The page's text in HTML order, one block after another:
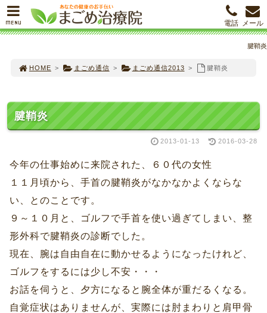
腱鞘炎
HOME > まごめ通信 > まごめ通信2013 > 腱鞘炎
腱鞘炎
2013-01-13 2016-03-28
今年の仕事始めに来院された、６０代の女性
１１月頃から、手首の腱鞘炎がなかなかよくならな
い、とのことです。
９～１０月と、ゴルフで手首を使い過ぎてしまい、整
形外科で腱鞘炎の診断でした。
現在、腕は自由自在に動かせるようになったけれど、
ゴルフをするには少し不安・・・
お話を伺うと、夕方になると腕全体が重だるくなる。
自覚症状はありませんが、実際には肘まわりと肩甲骨
MENU メール
電話